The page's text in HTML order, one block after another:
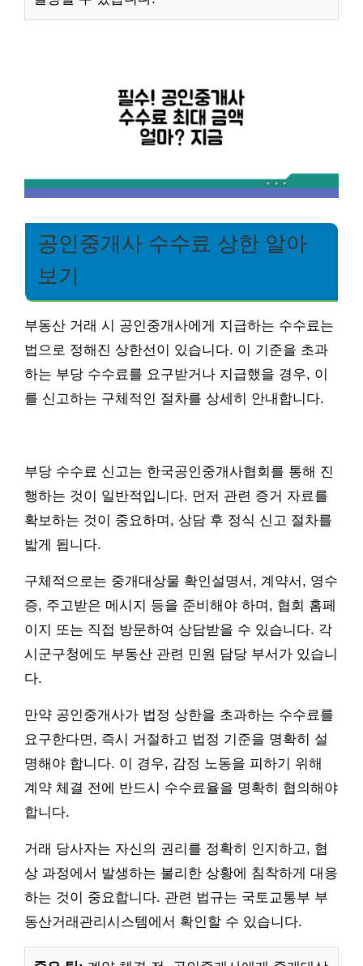
공인중개사 수수료 상한 알아
보기
부동산 거래 시 공인중개사에게 지급하는 수수료는
법으로 정해진 상한선이 있습니다. 이 기준을 초과
하는 부당 수수료를 요구받거나 지급했을 경우, 이
를 신고하는 구체적인 절차를 상세히 안내합니다.
부당 수수료 신고는 한국공인중개사협회를 통해 진
행하는 것이 일반적입니다. 먼저 관련 증거 자료를
확보하는 것이 중요하며, 상담 후 정식 신고 절차를
밟게 됩니다.
구체적으로는 중개대상물 확인설명서, 계약서, 영수
증, 주고받은 메시지 등을 준비해야 하며, 협회 홈페
이지 또는 직접 방문하여 상담받을 수 있습니다. 각
시군구청에도 부동산 관련 민원 담당 부서가 있습니
다.
만약 공인중개사가 법정 상한을 초과하는 수수료를
요구한다면, 즉시 거절하고 법정 기준을 명확히 설
명해야 합니다. 이 경우, 감정 노동을 피하기 위해
계약 체결 전에 반드시 수수료율을 명확히 협의해야
합니다.
거래 당사자는 자신의 권리를 정확히 인지하고, 협
상 과정에서 발생하는 불리한 상황에 침착하게 대응
하는 것이 중요합니다. 관련 법규는 국토교통부 부
동산거래관리시스템에서 확인할 수 있습니다.